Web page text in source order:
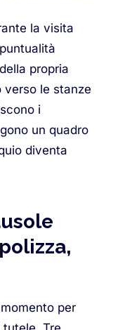
la visita
propria
verso le stanze
i
un quadro
diventa
per